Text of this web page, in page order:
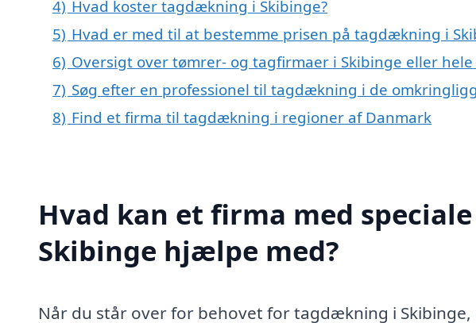
4) Hvad koster tagdækning i Skibinge?
5) Hvad er med til at bestemme prisen på tagdækning i
6) Oversigt over tømrer- og tagfirmaer i Skibinge eller
7) Søg efter en professionel til tagdækning i de
8) Find et firma til tagdækning i regioner af Danmark
Hvad kan et firma med
Skibinge hjælpe med?
Når du står over for behovet for tagdækning i